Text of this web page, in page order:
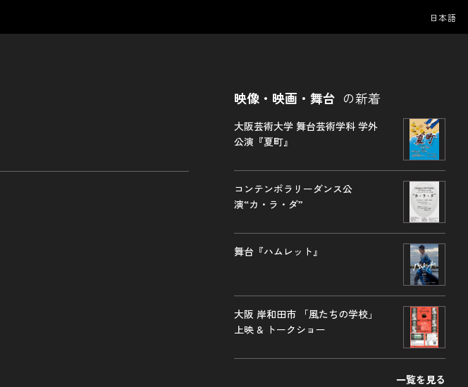
日本語
映像・映画・舞台 の新着
大阪芸術大学 舞台芸術学科 学外
公演『夏町』
コンテンポラリーダンス公
演“カ・ラ・ダ”
舞台『ハムレット』
大阪 岸和田市 「風たちの学校」
上映 & トークショー
一覧を見る